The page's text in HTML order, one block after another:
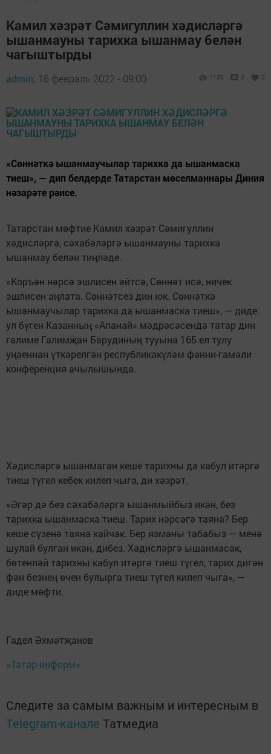
Камил хәзрәт Сәмигуллин хәдисләргә
ышанмауны тарихка ышанмау белән
чагыштырды
admin, 16 февраль 2022 - 09:00 1132 0 0
«Сөннәткә ышанмаучылар тарихка да ышанмаска
тиеш», — дип белдерде Татарстан мөселманнары Диния
нәзарәте рәисе.
Татарстан мөфтие Камил хәзрәт Сәмигуллин
хәдисләргә, сәхабәләргә ышанмауны тарихка
ышанмау белән тиңләде.
«Коръән нәрсә эшлисен әйтсә, Сөннәт исә, ничек
эшлисен аңлата. Сөннәтсез дин юк. Сөннәткә
ышанмаучылар тарихка да ышанмаска тиеш», — диде
ул бүген Казанның «Апанай» мәдрәсәсендә татар дин
галиме Галимҗан Барудиның тууына 165 ел тулу
уңаеннан үткәрелгән республикакүләм фәнни-гамәли
конференция ачылышында.
Хәдисләргә ышанмаган кеше тарихны да кабул итәргә
тиеш түгел кебек килеп чыга, ди хәзрәт.
«Әгәр дә без сәхабәләргә ышанмыйбыз икән, без
тарихка ышанмаска тиеш. Тарих нәрсәгә таяна? Бер
кеше сүзенә таяна кайчак. Бер язманы табабыз — менә
шулай булган икән, дибез. Хәдисләргә ышанмасак,
бөтенләй тарихны кабул итәргә тиеш түгел, тарих дигән
фән безнең өчен булырга тиеш түгел килеп чыга», —
диде мөфти.
Гадел Әхмәтҗанов
«Татар-информ»
Следите за самым важным и интересным в
Telegram-канале Татмедиа